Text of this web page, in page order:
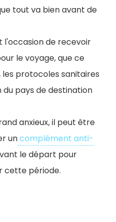
tout va bien avant de
l'occasion de recevoir
le voyage, que ce
les protocoles sanitaires
pays de destination
anxieux, il peut être
uncomplément anti-
le départ pour
cette période.